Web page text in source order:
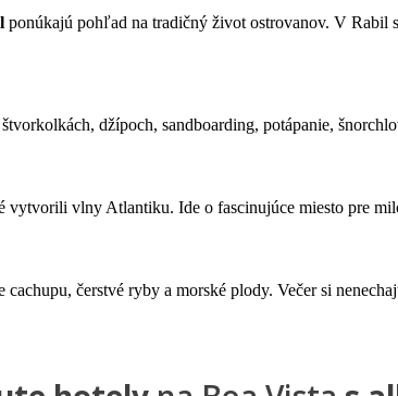
ponúkajú pohľad na tradičný život ostrovanov. V Rabil
džípoch, sandboarding, potápanie,
vytvorili vlny Atlantiku. Ide o fascinujúce miesto pre
čerstvé ryby a morské plody. Večer si